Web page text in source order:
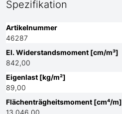
Spezifikation
Artikelnummer
46287
El. Widerstandsmoment [cm/m³]
842,00
Eigenlast [kg/m²]
89,00
Flächenträgheitsmoment [cm⁴/m]